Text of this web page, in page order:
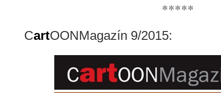
*****
CartOONMagazín 9/2015: